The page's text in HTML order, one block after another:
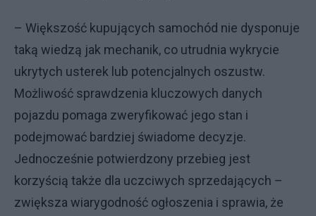
– Większość kupujących samochód nie dysponuje
taką wiedzą jak mechanik, co utrudnia wykrycie
ukrytych usterek lub potencjalnych oszustw.
Możliwość sprawdzenia kluczowych danych
pojazdu pomaga zweryfikować jego stan i
podejmować bardziej świadome decyzje.
Jednocześnie potwierdzony przebieg jest
korzyścią także dla uczciwych sprzedających –
zwiększa wiarygodność ogłoszenia i sprawia, że